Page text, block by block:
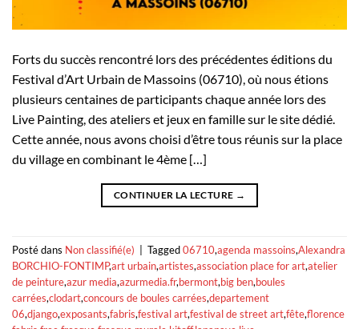
Forts du succès rencontré lors des précédentes éditions du
Festival d’Art Urbain de Massoins (06710), où nous étions
plusieurs centaines de participants chaque année lors des
Live Painting, des ateliers et jeux en famille sur le site dédié.
Cette année, nous avons choisi d’être tous réunis sur la place
du village en combinant le 4ème […]
CONTINUER LA LECTURE →
Posté dans Non classifié(e) Tagged06710,agenda massoins,Alexandra
BORCHIO-FONTIMP,art urbain,artistes,association place for art,atelier
de peinture,azur media,azurmedia.fr,bermont,big ben,boules
carrées,clodart,concours de boules carrées,departement
06,django,exposants,fabris,festival art,festival de street art,fête,florence